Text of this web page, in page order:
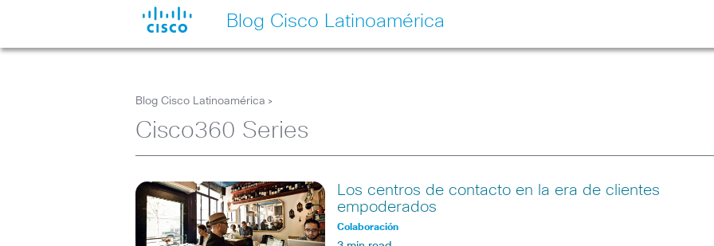
Blog Cisco Latinoamérica
Blog Cisco Latinoamérica >
Cisco360 Series
Los centros de contacto en la era de clientes
empoderados
Colaboración